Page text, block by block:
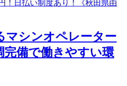
マシンオペレーター
完備で働きやすい環